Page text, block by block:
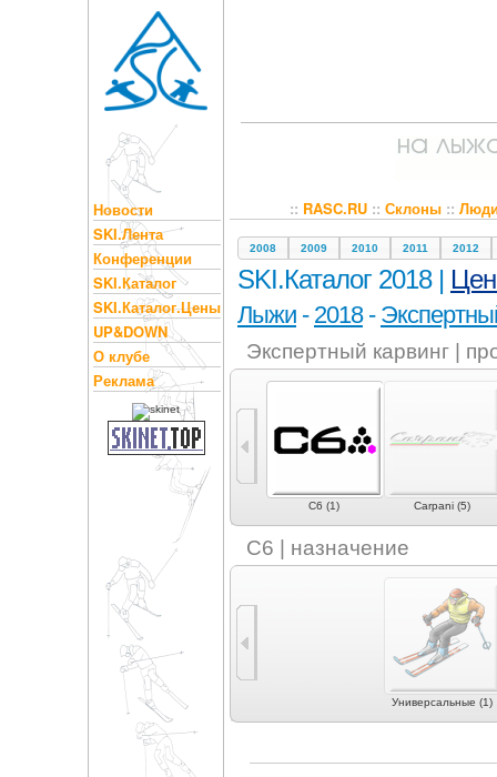
Новости
SKI.Лента
Конференции
SKI.Каталог
SKI.Каталог.Цены
UP&DOWN
О клубе
Реклама
:: RASC.RU:: Склоны::
2008 2009 2010 2011 2012
SKI.Каталог 2018 |
Лыжи - 2018-
Экспертный карвинг |
Bottero (1) C6 (1) Carpani (5)
C6 | назначение
Универсальные (1)